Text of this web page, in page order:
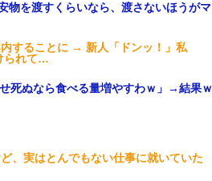
物を渡すくらいなら、渡さないほうがマ
内することに → 新人「ドンッ！」私
られて…
死ぬなら食べる量増やすわｗ」→結果ｗ
、実はとんでもない仕事に就いていた